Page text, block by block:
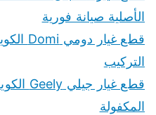
الأصلية صيانة فورية
التركيب
المكفولة